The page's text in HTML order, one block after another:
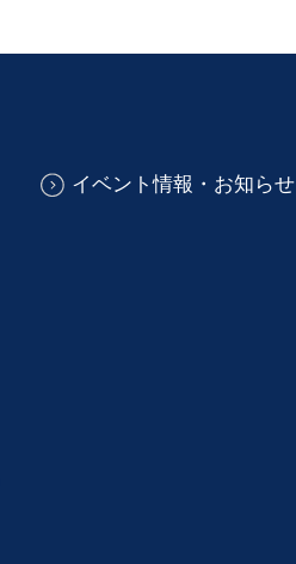
イベント情報・お知らせ